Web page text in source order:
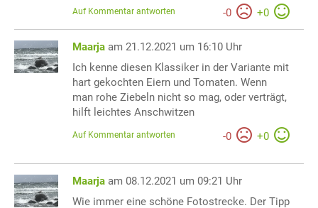
-0 +0
Auf Kommentar antworten
Maarja am 21.12.2021 um 16:10 Uhr
Ich kenne diesen Klassiker in der Variante mit
hart gekochten Eiern und Tomaten. Wenn
man rohe Ziebeln nicht so mag, oder verträgt,
hilft leichtes Anschwitzen
-0 +0
Auf Kommentar antworten
Maarja am 08.12.2021 um 09:21 Uhr
Wie immer eine schöne Fotostrecke. Der Tipp